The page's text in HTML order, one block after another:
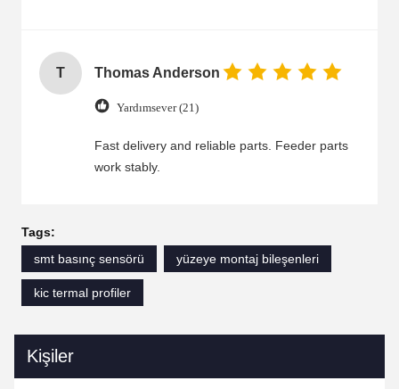
T Thomas Anderson
Yardımsever (21)
Fast delivery and reliable parts. Feeder parts
work stably.
Tags:
smt basınç sensörü
yüzeye montaj bileşenleri
kic termal profiler
Kişiler